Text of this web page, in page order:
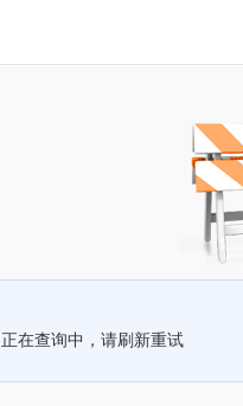
正在查询中，请刷新重试